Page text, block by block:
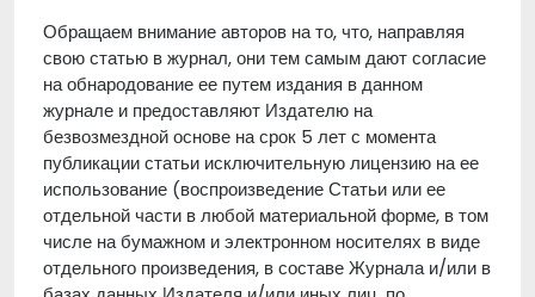
Обращаем внимание авторов на то, что, направляя
свою статью в журнал, они тем самым дают согласие
на обнародование ее путем издания в данном
журнале и предоставляют Издателю на
безвозмездной основе на срок 5 лет с момента
публикации статьи исключительную лицензию на ее
использование (воспроизведение Статьи или ее
отдельной части в любой материальной форме, в том
числе на бумажном и электронном носителях в виде
отдельного произведения, в составе Журнала и/или в